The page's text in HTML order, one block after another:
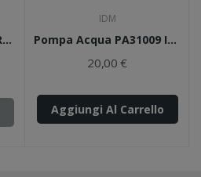
Pompa Acqua PA050 GRAF Simca 1300/1500
IDM
Pompa Acqua PA31009 IDM
20,00 €
Aggiungi Al Carrello